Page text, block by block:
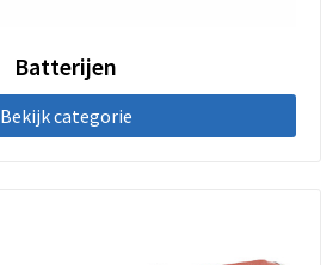
Batterijen
Bekijk categorie